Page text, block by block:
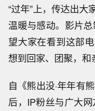
“过年”上，传达出
温暖与感动。影片
望大家在看到这部
想到回家、团聚，和
自《熊出没·年年有
后，IP粉丝与广大